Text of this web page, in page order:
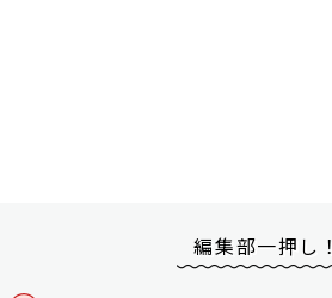
編集部一押し！